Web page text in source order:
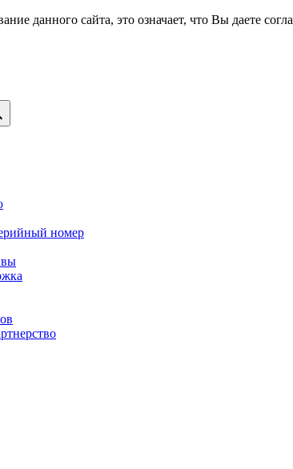
данного сайта, это означает, что Вы даете
номер